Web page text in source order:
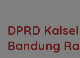
DPRD
Bandung